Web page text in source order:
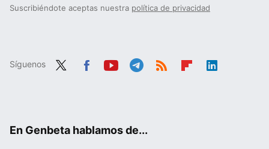
Suscribiéndote aceptas nuestra política de privacidad
Síguenos
En Genbeta hablamos de...